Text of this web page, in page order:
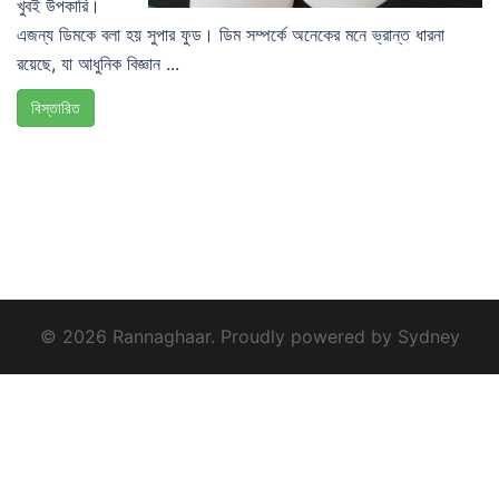
খুবই উপকারি।
এজন্য ডিমকে বলা হয় সুপার ফুড। ডিম সম্পর্কে অনেকের মনে ভ্রান্ত ধারনা
রয়েছে, যা আধুনিক বিজ্ঞান ...
বিস্তারিত
© 2026 Rannaghaar. Proudly powered by Sydney